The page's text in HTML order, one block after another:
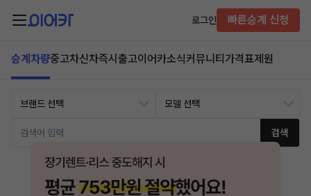
로그인 빠른승계 신청
승계차량중고차신차즉시출고이어카소식커뮤니티 가격표제원
검색